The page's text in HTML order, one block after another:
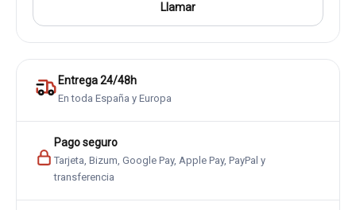
Llamar
Entrega 24/48h
En toda España y Europa
Pago seguro
Tarjeta, Bizum, Google Pay, Apple Pay, PayPal y
transferencia